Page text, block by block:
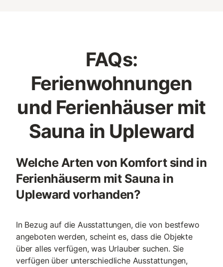
FAQs:
Ferienwohnungen
und Ferienhäuser mit
Sauna in Upleward
Welche Arten von Komfort sind in
Ferienhäuserm mit Sauna in
Upleward vorhanden?
In Bezug auf die Ausstattungen, die von bestfewo
angeboten werden, scheint es, dass die Objekte
über alles verfügen, was Urlauber suchen. Sie
verfügen über unterschiedliche Ausstattungen,